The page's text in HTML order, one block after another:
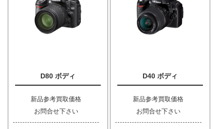
D80 ボディ
新品参考買取価格
お問合せ下さい
D40 ボディ
新品参考買取価格
お問合せ下さい